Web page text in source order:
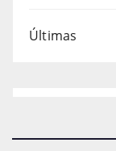
Últimas